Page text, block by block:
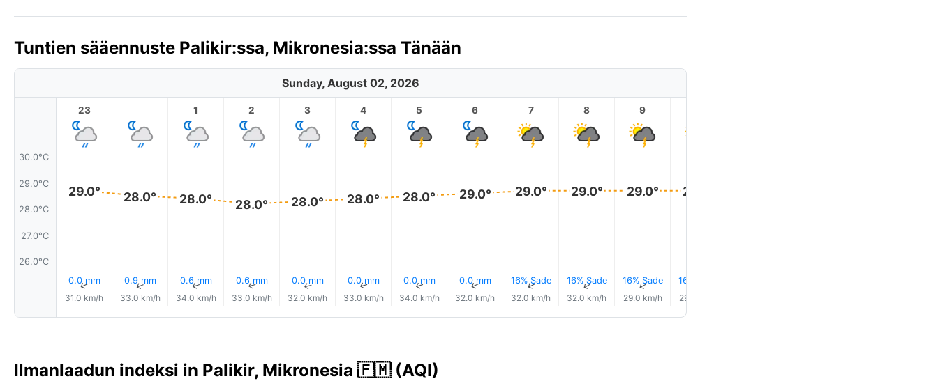
Tuntien sääennuste Palikir:ssa, Mikronesia:ssa Tänään
Sunday, August 02, 2026
30.0°C
29.0°C
28.0°C
27.0°C
26.0°C
23
29.0°
0.0 mm
↑
31.0 km/h
28.0°
0.9 mm
↑
33.0 km/h
1
28.0°
0.6 mm
↑
34.0 km/h
2
28.0°
0.6 mm
↑
33.0 km/h
3
28.0°
0.0 mm
↑
32.0 km/h
4
28.0°
0.0 mm
↑
33.0 km/h
5
28.0°
0.0 mm
↑
34.0 km/h
6
29.0°
0.0 mm
↑
32.0 km/h
7
29.0°
16% Sade
↑
32.0 km/h
8
29.0°
16% Sade
↑
32.0 km/h
9
29.0°
16% Sade
↑
29.0 km/h
29.0°
16% Sade
29.0 km/h
Ilmanlaadun indeksi in Palikir, Mikronesia 🇫🇲 (AQI)